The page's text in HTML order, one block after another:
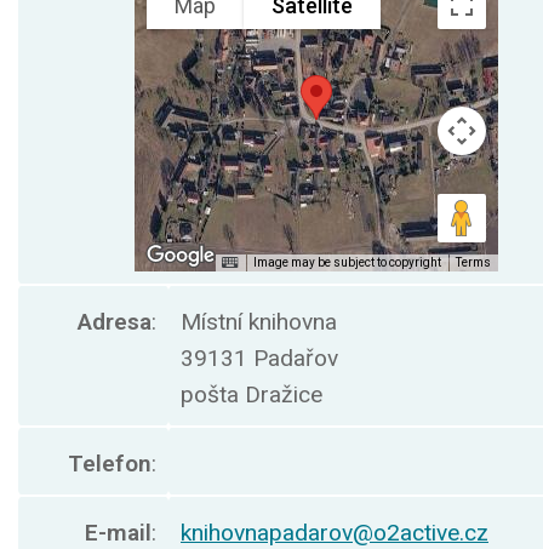
Adresa:
Místní knihovna
39131 Padařov
pošta Dražice
Telefon:
E-mail: knihovnapadarov@o2active.cz